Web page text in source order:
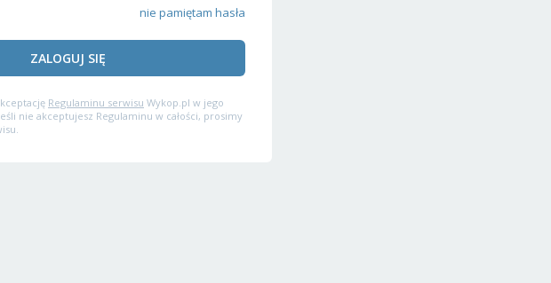
nie pamiętam hasła
ZALOGUJ SIĘ
Regulaminu serwisu Wykop.pl w jego
nie akceptujesz Regulaminu w całości, prosimy